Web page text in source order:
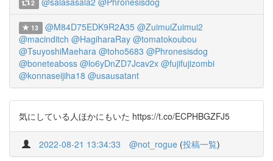
2
13 @M84D75EDK9R2A35 @ZuimuiZuimui2
@macinditch @HagiharaRay @tomatokoubou
@TsuyoshiMaehara @toho5683 @Phronesisdog
@boneteaboss @lo6yDnZD7Jcav2x @fujifujizombi
@konnaseijiha18 @usausatant
気にしている人ほかにもいた https://t.co/ECPHBGZFJ5
2022-08-21 13:34:33 @not_rogue (投稿一覧)